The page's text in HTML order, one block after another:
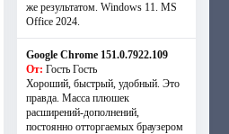
же результатом. Windows 11. MS
Offiсe 2024.
Google Chrome 151.0.7922.109
От: Гость Гость
Хороший, быстрый, удобный. Это
правда. Масса плюшек
расширений-дополнений,
постоянно отторгаемых браузером